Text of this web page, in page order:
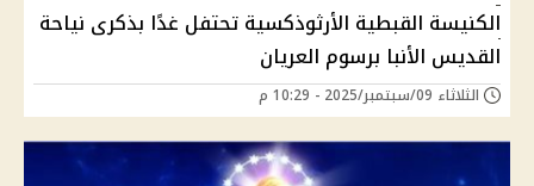
الكنيسة القبطية الأرثوذكسية تحتفل غدًا بذكرى نياحة
القديس الأنبا برسوم العريان
الثلاثاء 09/سبتمبر/2025 - 10:29 م